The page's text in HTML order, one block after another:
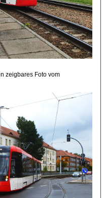
zeigbares Foto vom